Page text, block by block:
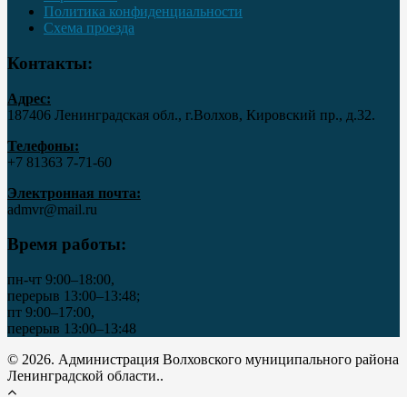
Политика конфиденциальности
Схема проезда
Контакты:
Адрес:
187406 Ленинградская обл., г.Волхов, Кировский пр., д.32.
Телефоны:
+7 81363 7‑71-60
Электронная почта:
admvr@mail.ru
Время работы:
пн-чт 9:00–18:00,
перерыв 13:00–13:48;
пт 9:00–17:00,
перерыв 13:00–13:48
© 2026. Администрация Волховского муниципального района
Ленинградской области..